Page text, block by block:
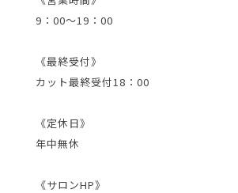
9：00～19：00
《最終受付》
カット最終受付18：00
《定休日》
年中無休
《サロンHP》